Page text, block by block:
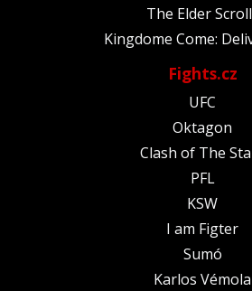
The Elder
Kingdome Come:
Fights.cz
UFC
Oktagon
Clash of The
PFL
KSW
I am Figter
Sumó
Karlos Vémola